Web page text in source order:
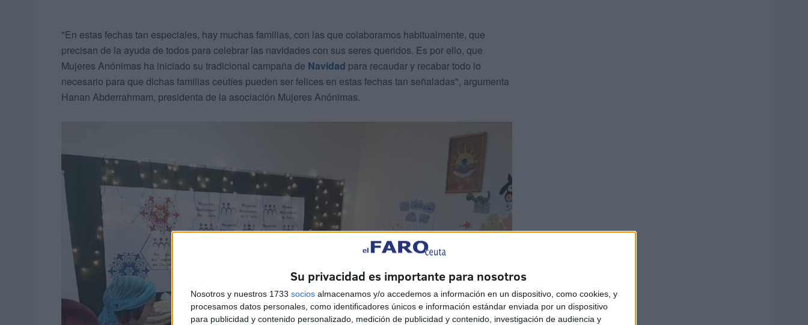
Su privacidad es importante para nosotros
Nosotros y nuestros 1733 socios almacenamos y/o accedemos a información en un dispositivo, como cookies, y
procesamos datos personales, como identificadores únicos e información estándar enviada por un dispositivo
para publicidad y contenido personalizado, medición de publicidad y contenido, investigación de audiencia y
"En estas fechas tan especiales, hay muchas familias, con las que colaboramos habitualmente, que
precisan de la ayuda de todos para celebrar las navidades con sus seres queridos. Es por ello, que
Mujeres Anónimas ha iniciado su tradicional campaña de Navidad para recaudar y recabar todo lo
necesario para que dichas familias ceutíes pueden ser felices en estas fechas tan señaladas", argumenta
Hanan Abderrahmam, presidenta de la asociación Mujeres Anónimas.